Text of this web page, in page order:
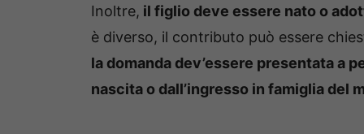
Inoltre, il figlio deve essere nato o
è diverso, il contributo può essere
la domanda dev’essere presentata a
nascita o dall’ingresso in famiglia del